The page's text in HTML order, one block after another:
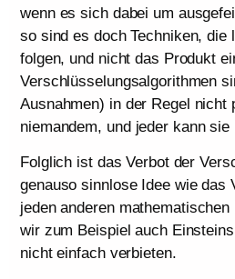
wenn es sich dabei um
so sind es doch Techniken, die
folgen, und nicht das Produkt
Verschlüsselungsalgorithmen
Ausnahmen) in der Regel nicht
niemandem, und jeder kann
Folglich ist das Verbot der
genauso sinnlose Idee wie das
jeden anderen
wir zum Beispiel auch
nicht einfach verbieten.